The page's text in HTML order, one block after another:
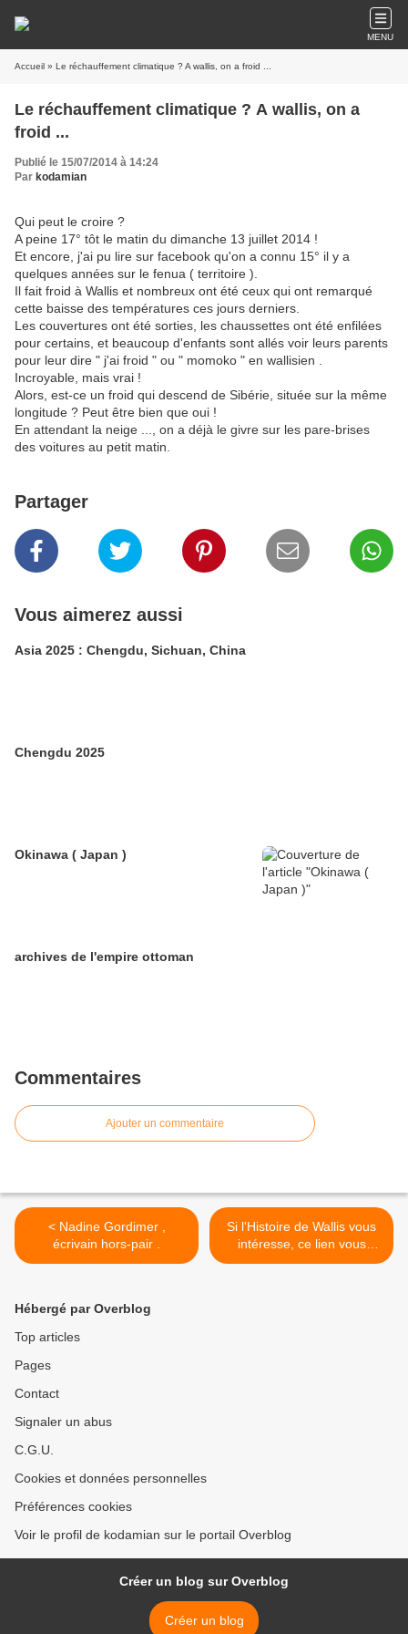
MENU
Accueil » Le réchauffement climatique ? A wallis, on a froid ...
Le réchauffement climatique ? A wallis, on a
froid ...
Publié le 15/07/2014 à 14:24
Par kodamian
Qui peut le croire ?
A peine 17° tôt le matin du dimanche 13 juillet 2014 !
Et encore, j'ai pu lire sur facebook qu'on a connu 15° il y a
quelques années sur le fenua ( territoire ).
Il fait froid à Wallis et nombreux ont été ceux qui ont remarqué
cette baisse des températures ces jours derniers.
Les couvertures ont été sorties, les chaussettes ont été enfilées
pour certains, et beaucoup d'enfants sont allés voir leurs parents
pour leur dire " j'ai froid " ou " momoko " en wallisien .
Incroyable, mais vrai !
Alors, est-ce un froid qui descend de Sibérie, située sur la même
longitude ? Peut être bien que oui !
En attendant la neige ..., on a déjà le givre sur les pare-brises
des voitures au petit matin.
Partager
Vous aimerez aussi
Asia 2025 : Chengdu, Sichuan, China
Chengdu 2025
Okinawa ( Japan )
archives de l'empire ottoman
Commentaires
Ajouter un commentaire
< Nadine Gordimer ,
écrivain hors-pair .
Si l'Histoire de Wallis vous
intéresse, ce lien vous
interessera certainement >
Hébergé par Overblog
Top articles
Pages
Contact
Signaler un abus
C.G.U.
Cookies et données personnelles
Préférences cookies
Voir le profil de kodamian sur le portail Overblog
Créer un blog sur Overblog
Créer un blog